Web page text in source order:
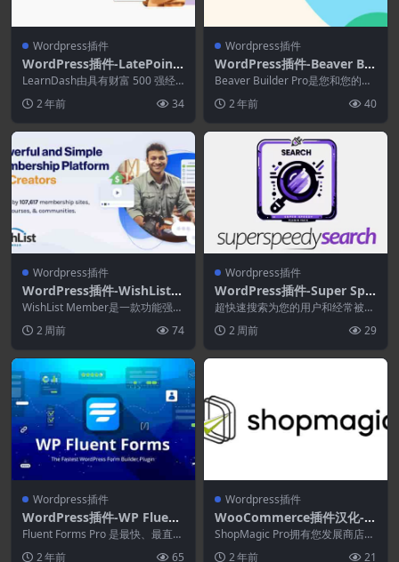
Wordpress插件
WordPress插件-LatePoint
Addons(LatePoint拓展)
LearnDash由具有财富 500 强经
5 分...2 年前 34
Wordpress插件
WordPress插件-Beaver Bui
lder Agency 2.8.4.1–Word
Press页面生成器插件
Beaver Builder Pro是您和您的客
2 年前 40
Wordpress插件
WordPress插件-WishList
Member 3.34.2–WordPres
s会员插件
WishList Member是一款功能强大
2 周前 74
Wordpress插件
WordPress插件-Super Spe
edy Search 5.57.1
超快速搜索为您的用户和经常被遗
搜索结果。不要为基本...
2 周前 29
Wordpress插件
WordPress插件-WP Fluent
Forms Pro Add-On 5.1.10
Fluent Forms Pro 是最快、最直观
2 年前 65
Wordpress插件
WooCommerce插件汉化-S
hopMagic Pro 4.3.3–WooC
ommerce营销自动化
ShopMagic Pro拥有您发展商店和
2 年前 21